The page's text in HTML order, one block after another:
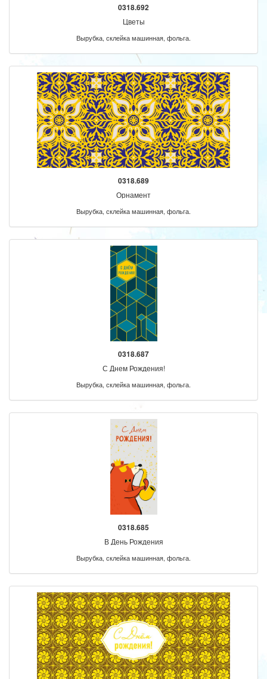
0318.692
Цветы
Вырубка, склейка машинная, фольга.
0318.689
Орнамент
Вырубка, склейка машинная, фольга.
0318.687
С Днем Рождения!
Вырубка, склейка машинная, фольга.
0318.685
В День Рождения
Вырубка, склейка машинная, фольга.